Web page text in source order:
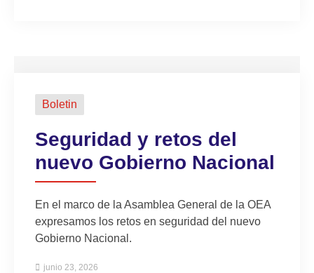
Boletin
Seguridad y retos del
nuevo Gobierno Nacional
En el marco de la Asamblea General de la OEA
expresamos los retos en seguridad del nuevo
Gobierno Nacional.
junio 23, 2026